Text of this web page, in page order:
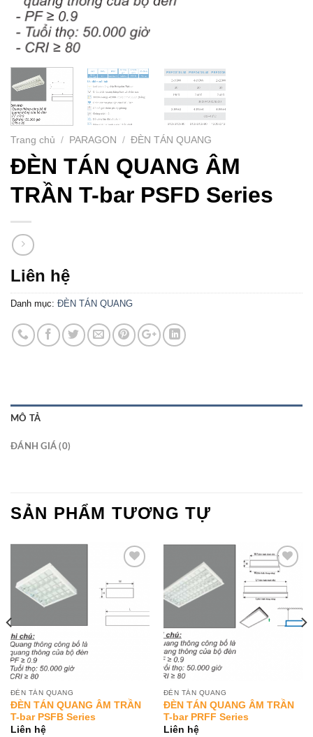
Trang chủ / PARAGON / ĐÈN TÁN QUANG
ĐÈN TÁN QUANG ÂM
TRẦN T-bar PSFD Series
Liên hệ
Danh mục: ĐÈN TÁN QUANG
MÔ TẢ
ĐÁNH GIÁ (0)
SẢN PHẨM TƯƠNG TỰ
Wishlist
ĐÈN TÁN QUANG
ĐÈN TÁN QUANG ÂM TRẦN
T-bar PSFB Series
Liên hệ
Wishlist
ĐÈN TÁN QUANG
ĐÈN TÁN QUANG ÂM TRẦN
T-bar PRFF Series
Liên hệ